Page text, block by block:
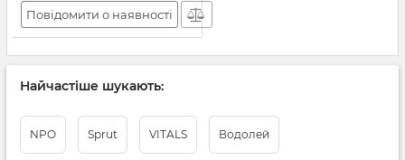
Повідомити о наявності
Найчастіше шукають:
NPO Sprut VITALS Водолей